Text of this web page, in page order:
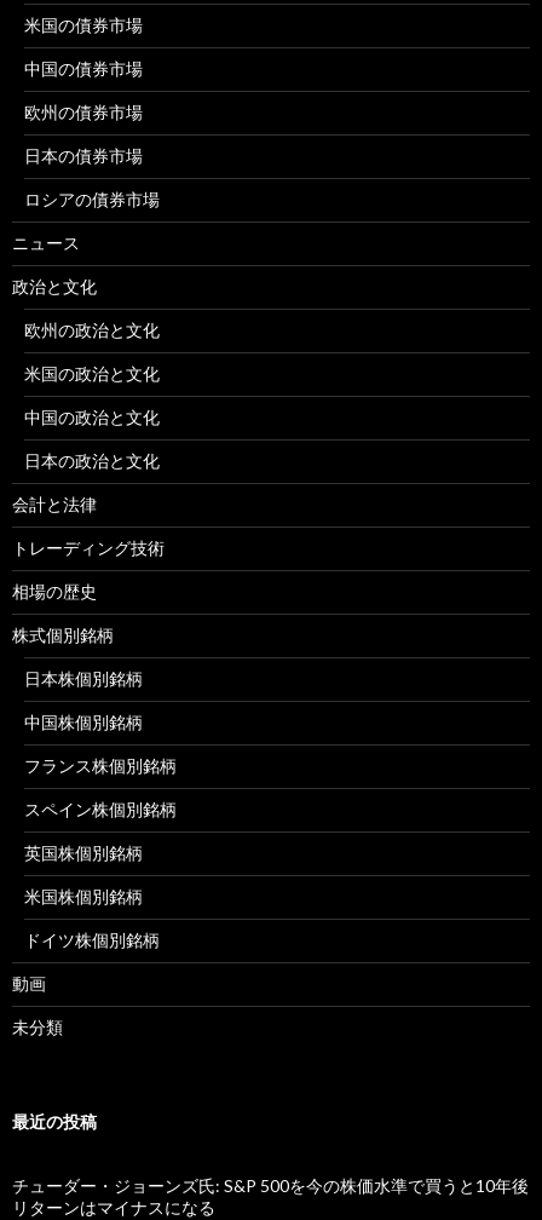
米国の債券市場
中国の債券市場
欧州の債券市場
日本の債券市場
ロシアの債券市場
ニュース
政治と文化
欧州の政治と文化
米国の政治と文化
中国の政治と文化
日本の政治と文化
会計と法律
トレーディング技術
相場の歴史
株式個別銘柄
日本株個別銘柄
中国株個別銘柄
フランス株個別銘柄
スペイン株個別銘柄
英国株個別銘柄
米国株個別銘柄
ドイツ株個別銘柄
動画
未分類
最近の投稿
チューダー・ジョーンズ氏: S&P 500を今の株価水準で買うと10年後
リターンはマイナスになる